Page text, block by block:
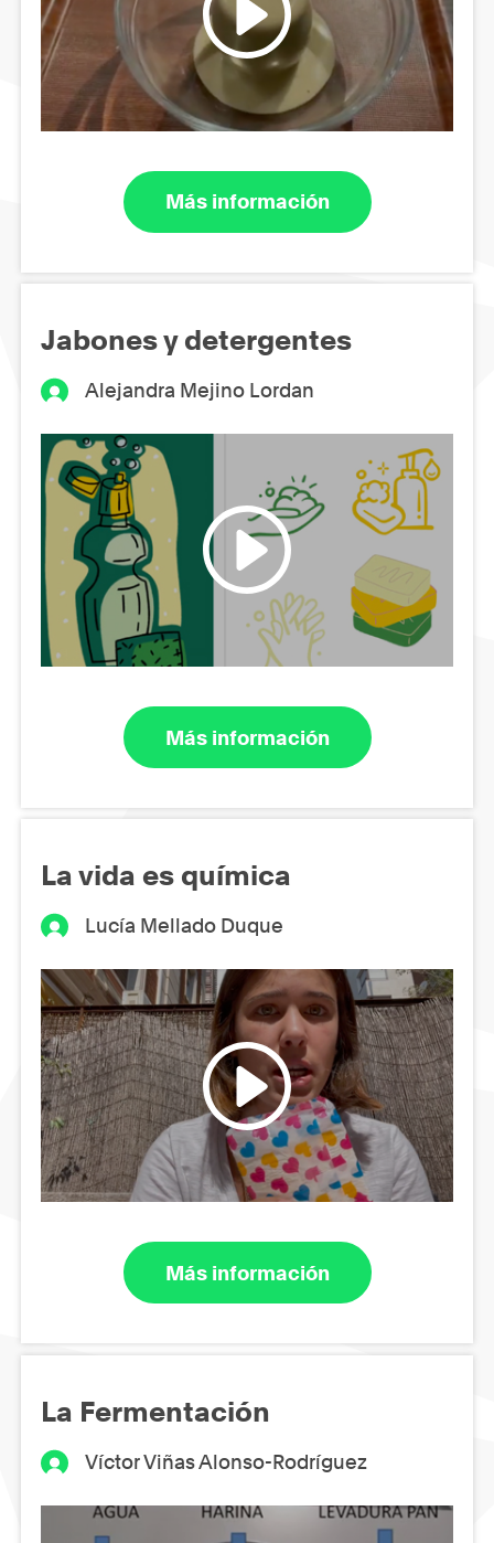
Más información
Jabones y detergentes
Alejandra Mejino Lordan
Más información
La vida es química
Lucía Mellado Duque
Más información
La Fermentación
Víctor Viñas Alonso-Rodríguez